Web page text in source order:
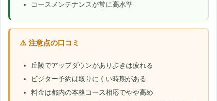
コースメンテナンスが常に高水準
⚠️ 注意点の口コミ
丘陵でアップダウンがあり歩きは疲れる
ビジター予約は取りにくい時期がある
料金は都内の本格コース相応でやや高め